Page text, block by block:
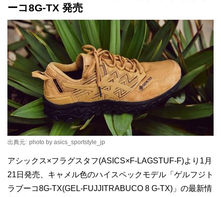
ーコ8G-TX 発売
出典元: photo by asics_sportstyle_jp
アシックス×フラグスタフ(ASICS×F-LAGSTUF-F)より1月
21日発売、キャメル色のハイスペックモデル「ゲルフジト
ラブーコ8G-TX(GEL-FUJJITRABUCO 8 G-TX)」の最新情